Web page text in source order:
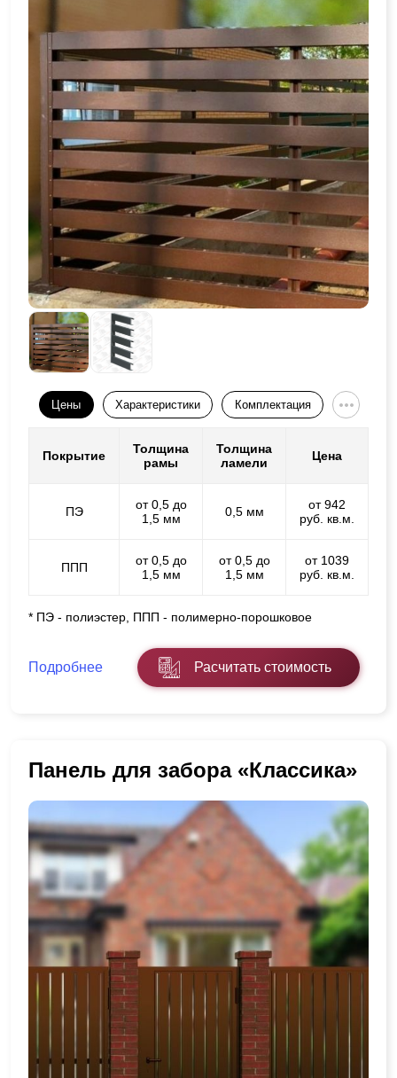
Цены Характеристики Комплектация
Покрытие
Толщина
рамы
Толщина
ламели
Цена
ПЭ
от 0,5 до
1,5 мм
0,5 мм
от 942
руб. кв.м.
ППП
от 0,5 до
1,5 мм
от 0,5 до
1,5 мм
от 1039
руб. кв.м.
* ПЭ - полиэстер, ППП - полимерно-порошковое
Подробнее Расчитать стоимость
Панель для забора «Классика»